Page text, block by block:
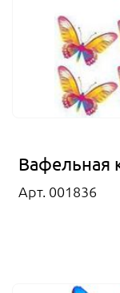
Вафельная
Арт. 001836